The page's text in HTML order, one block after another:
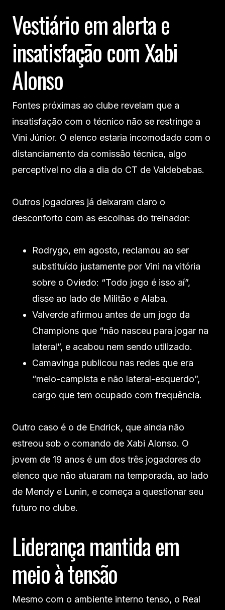
Vestiário em alerta e
insatisfação com Xabi
Alonso
Fontes próximas ao clube revelam que a
insatisfação com o técnico não se restringe a
Vini Júnior. O elenco estaria incomodado com o
distanciamento da comissão técnica, algo
perceptível no dia a dia do CT de Valdebebas.
Outros jogadores já deixaram claro o
desconforto com as escolhas do treinador:
Rodrygo, em agosto, reclamou ao ser
substituído justamente por Vini na vitória
sobre o Oviedo: “Todo jogo é isso aí”,
disse ao lado de Militão e Alaba.
Valverde afirmou antes de um jogo da
Champions que “não nasceu para jogar na
lateral”, e acabou nem sendo utilizado.
Camavinga publicou nas redes que era
“meio-campista e não lateral-esquerdo”,
cargo que tem ocupado com frequência.
Outro caso é o de Endrick, que ainda não
estreou sob o comando de Xabi Alonso. O
jovem de 19 anos é um dos três jogadores do
elenco que não atuaram na temporada, ao lado
de Mendy e Lunin, e começa a questionar seu
futuro no clube.
Liderança mantida em
meio à tensão
Mesmo com o ambiente interno tenso, o Real